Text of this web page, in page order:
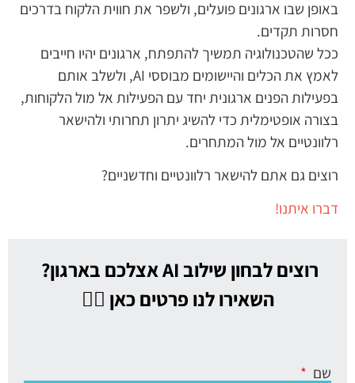
באופן שבו ארגונים פועלים, ולשפר את חווית הלקוח בדרכים
חסרות תקדים.
ככל שהטכנולוגיה תמשיך להתפתח, ארגונים יהיו חייבים
לאמץ את הכלים והיישומים מבוססי AI, ולשלב אותם
בפעילות הפנים ארגונית יחד עם הפעילות אל מול הלקוחות,
בצורה אופטימלית כדי להשיג יתרון תחרותי ולהישאר
רלוונטיים אל מול המתחרים.
רוצים גם אתם להישאר רלוונטיים וחדשניים?
דברו איתנו!
רוצים לבחון שילוב AI אצלכם בארגון?
השאירו לנו פרטים כאן 👇🏼
שם